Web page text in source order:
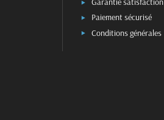
Paiement sécurisé
Conditions générales